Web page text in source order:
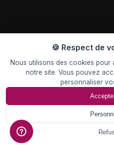
🍪 Respect de
Nous utilisons des cookies
notre site. Vous pouvez
personnaliser